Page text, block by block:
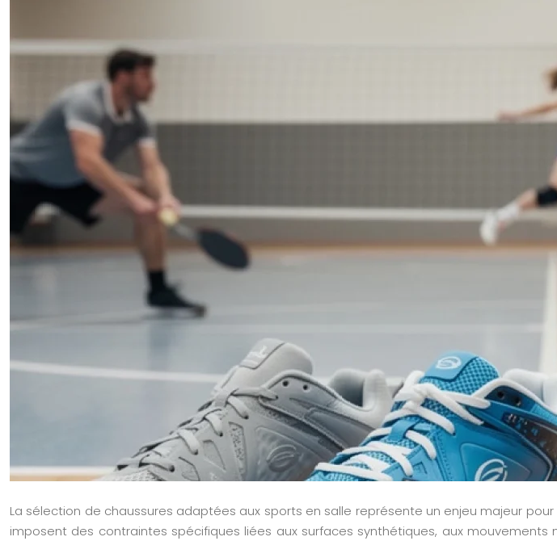
La sélection de chaussures adaptées aux sports en salle représente un enjeu majeur
imposent des contraintes spécifiques liées aux surfaces synthétiques, aux